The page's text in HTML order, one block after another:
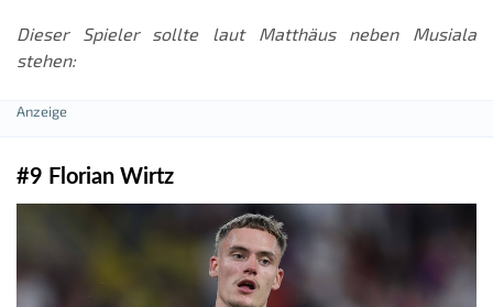
Dieser Spieler sollte laut Matthäus neben Musiala
stehen:
#9 Florian Wirtz